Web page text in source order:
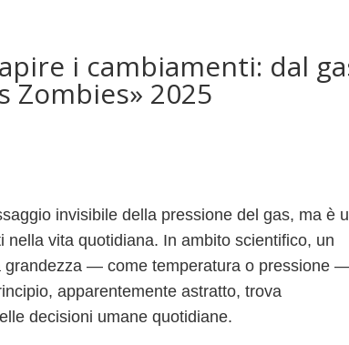
i cambiamenti: dal
Zombies» 2025
invisibile della pressione del gas, ma è
vita quotidiana. In ambito scientifico, un
grandezza — come temperatura o pressione
apparentemente astratto, trova
decisioni umane quotidiane.